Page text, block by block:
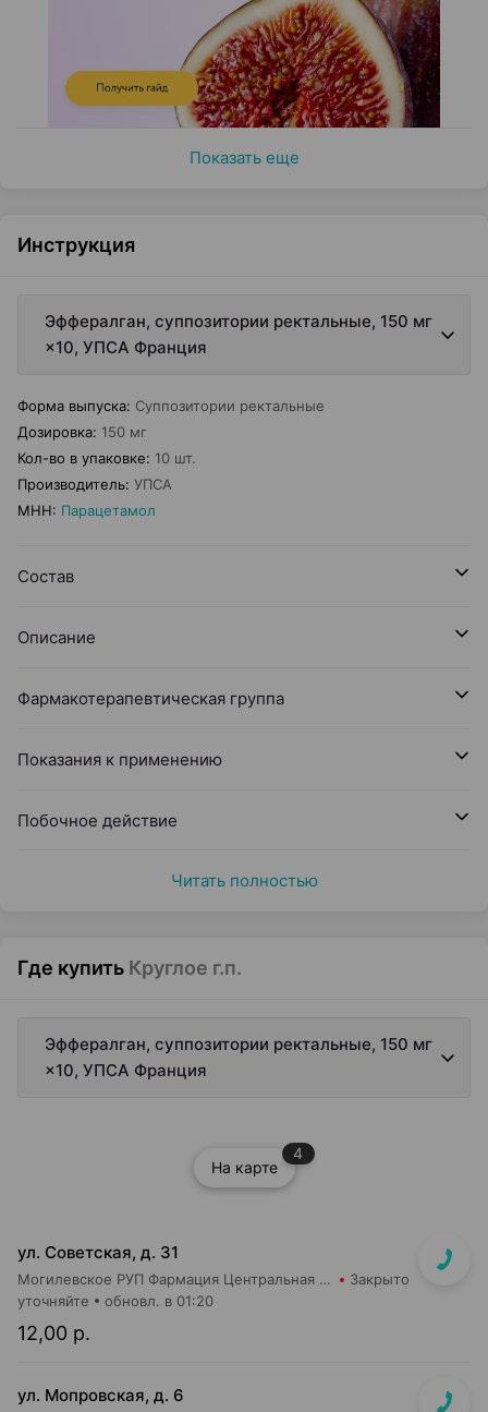
Показать еще
Инструкция
Эффералган, суппозитории ректальные, 150 мг
×10, УПСА Франция
Форма выпуска: Суппозитории ректальные
Дозировка: 150 мг
Кол-во в упаковке: 10 шт.
Производитель: УПСА
МНН: Парацетамол
Состав
Описание
Фармакотерапевтическая группа
Показания к применению
Побочное действие
Читать полностью
Где купить Круглое г.п.
Эффералган, суппозитории ректальные, 150 мг
×10, УПСА Франция
На карте
4
ул. Советская, д. 31
Могилевское РУП Фармация Центральная районная аптека №44 Закрыто
12,00 р.
уточняйте обновл. в 01:20
ул. Мопровская, д. 6